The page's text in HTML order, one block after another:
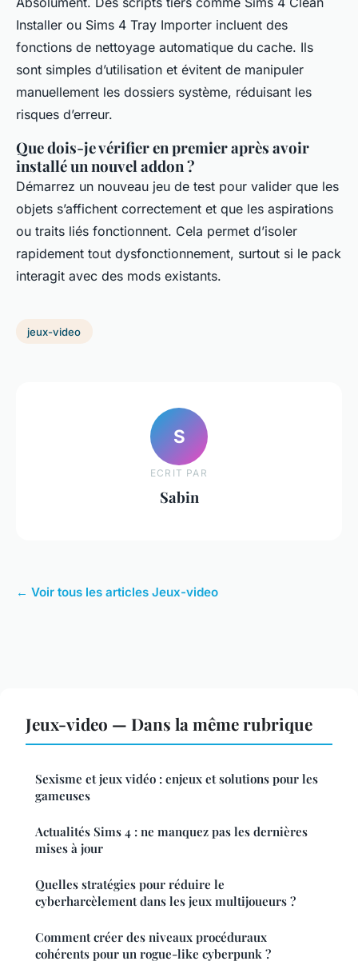
Installer ou Sims 4 Tray Importer incluent des
fonctions de nettoyage automatique du cache. Ils
sont simples d’utilisation et évitent de manipuler
manuellement les dossiers système, réduisant les
risques d’erreur.
Que dois-je vérifier en premier après avoir
installé un nouvel addon ?
Démarrez un nouveau jeu de test pour valider que les
objets s’affichent correctement et que les aspirations
ou traits liés fonctionnent. Cela permet d’isoler
rapidement tout dysfonctionnement, surtout si le pack
interagit avec des mods existants.
jeux-video
S
ECRIT PAR
Sabin
← Voir tous les articles Jeux-video
Jeux-video — Dans la même rubrique
Sexisme et jeux vidéo : enjeux et solutions pour les
gameuses
Actualités Sims 4 : ne manquez pas les dernières
mises à jour
Quelles stratégies pour réduire le
cyberharcèlement dans les jeux multijoueurs ?
Comment créer des niveaux procéduraux
cohérents pour un rogue-like cyberpunk ?